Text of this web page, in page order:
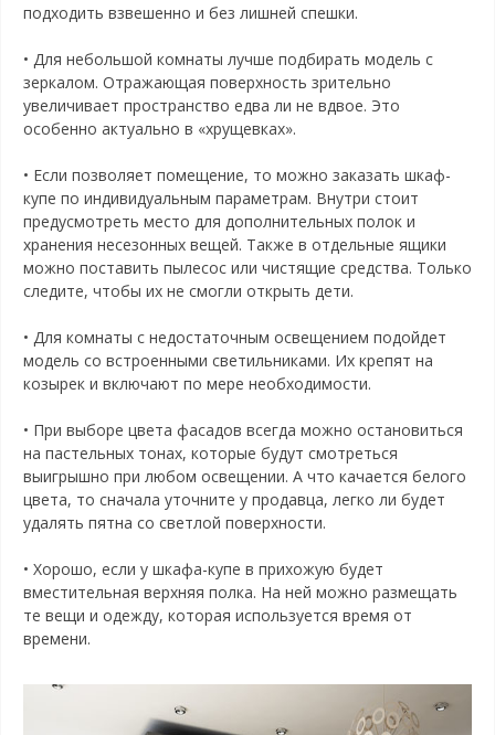
подходить взвешенно и без лишней спешки.
• Для небольшой комнаты лучше подбирать модель с
зеркалом. Отражающая поверхность зрительно
увеличивает пространство едва ли не вдвое. Это
особенно актуально в «хрущевках».
• Если позволяет помещение, то можно заказать шкаф-
купе по индивидуальным параметрам. Внутри стоит
предусмотреть место для дополнительных полок и
хранения несезонных вещей. Также в отдельные ящики
можно поставить пылесос или чистящие средства. Только
следите, чтобы их не смогли открыть дети.
• Для комнаты с недостаточным освещением подойдет
модель со встроенными светильниками. Их крепят на
козырек и включают по мере необходимости.
• При выборе цвета фасадов всегда можно остановиться
на пастельных тонах, которые будут смотреться
выигрышно при любом освещении. А что качается белого
цвета, то сначала уточните у продавца, легко ли будет
удалять пятна со светлой поверхности.
• Хорошо, если у шкафа-купе в прихожую будет
вместительная верхняя полка. На ней можно размещать
те вещи и одежду, которая используется время от
времени.